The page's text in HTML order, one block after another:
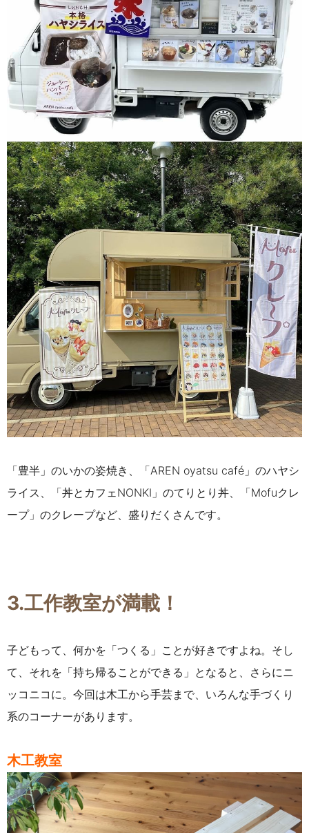
「豊半」のいかの姿焼き、「AREN oyatsu café」のハヤシ
ライス、「丼とカフェNONKI」のてりとり丼、「Mofuクレ
ープ」のクレープなど、盛りだくさんです。
3.工作教室が満載！
子どもって、何かを「つくる」ことが好きですよね。そし
て、それを「持ち帰ることができる」となると、さらにニ
ッコニコに。今回は木工から手芸まで、いろんな手づくり
系のコーナーがあります。
木工教室